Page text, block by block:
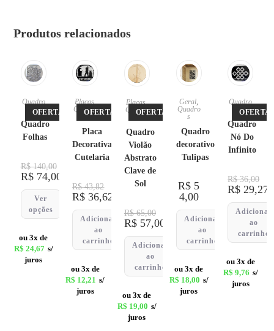
Produtos relacionados
OFERTA!
Quadro
s
Quadro
Folhas
R$140,00
R$74,00
Ver
opções
ou 3x de
R$ 24,67 s/
juros
OFERTA!
Placas,
Quadro
s
Placa
Decorativa
Cutelaria
R$43,82
R$ 36,62
Adicionar
ao
carrinho
ou 3x de
R$ 12,21 s/
juros
OFERTA!
Placas,
Quadro
s
Quadro
Violão
Abstrato
Clave de
Sol
R$65,00
R$57,00
Adicionar
ao
carrinho
ou 3x de
R$ 19,00 s/
juros
Geral,
Quadro
s
Quadro
decorativo
Tulipas
R$ 5
4,00
Adicionar
ao
carrinho
ou 3x de
R$ 18,00 s/
juros
OFERTA!
Quadro
s
Quadro
Nó Do
Infinito
R$36,00
R$ 29,27
Adicionar
ao
carrinho
ou 3x de
R$ 9,76 s/
juros